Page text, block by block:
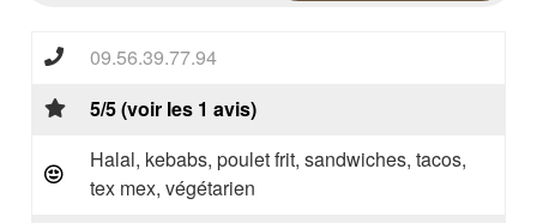
09.56.39.77.94
5/5 (voir les 1 avis)
Halal, kebabs, poulet frit, sandwiches, tacos,
tex mex, végétarien